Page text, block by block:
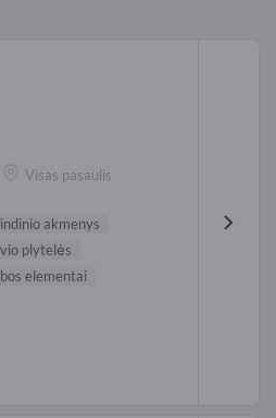
Visas pasaulis
akmenys
plytelės
elementai